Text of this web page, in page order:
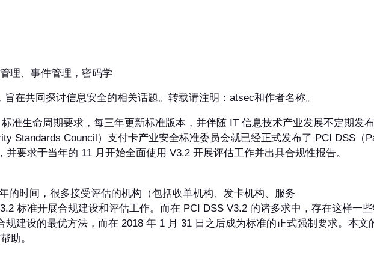
理、事件管理，密码学
在共同探讨信息安全的相关话题。转载请注明：atsec和作者名称。
准生命周期要求，每三年更新标准版本，并伴随 IT 信息技术产业发展不定期发
Standards Council）支付卡产业安全标准委员会就已经正式发布了 PCI DSS（
要求于当年的 11 月开始全面使用 V3.2 开展评估工作并出具合规性报告。
的时间，很多接受评估的机构（包括收单机构、发卡机构、服务
标准开展合规建设和评估工作。而在 PCI DSS V3.2 的诸多求中，存在这样一
规建设的最优方法，而在 2018 年 1 月 31 日之后成为标准的正式强制要求。本
助。